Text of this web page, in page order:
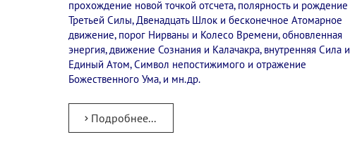
прохождение новой точкой отсчета, полярность и рождение
Третьей Силы, Двенадцать Шлок и бесконечное Атомарное
движение, порог Нирваны и Колесо Времени, обновленная
энергия, движение Сознания и Калачакра, внутренняя Сила и
Единый Атом, Символ непостижимого и отражение
Божественного Ума, и мн.др.
Подробнее...